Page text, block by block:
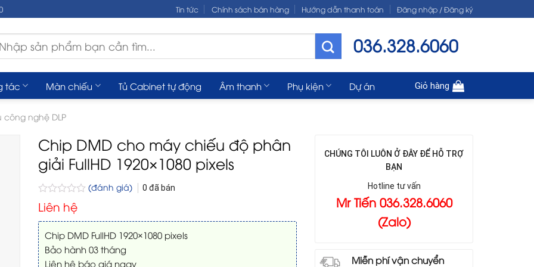
Tin tức Chính sách bán hàng Hướng dẫn thanh toán Đăng nhập / Đăng ký
036.328.6060
tác Màn chiếu Tủ Cabinet tự động Âm thanh Phụ kiện Dự án Giỏ hàng
nghệ DLP
Chip DMD cho máy chiếu độ phân
giải FullHD 1920×1080 pixels
Được
xếp
hạng
0
5
sao
(đánh giá) 0 đã bán
Liên hệ
Chip DMD FullHD 1920×1080 pixels
Bảo hành 03 tháng
Liên hệ báo giá ngay
CHÚNG TÔI LUÔN Ở ĐÂY ĐỂ HỖ TRỢ
BẠN
Hotline tư vấn
Mr Tiến 036.328.6060
(Zalo)
Miễn phí vận chuyển